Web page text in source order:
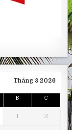
Tháng 8 2026
B C
1 2